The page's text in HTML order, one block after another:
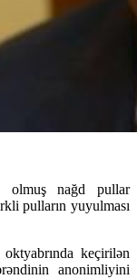
olmuş nağd pullar
pulların yuyulması
keçirilən
anonimliyini